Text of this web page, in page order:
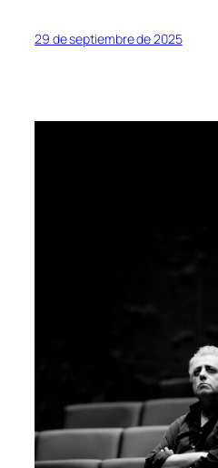
29 de septiembre de 2025